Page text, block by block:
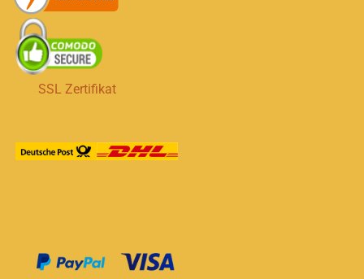
SSL Zertifikat